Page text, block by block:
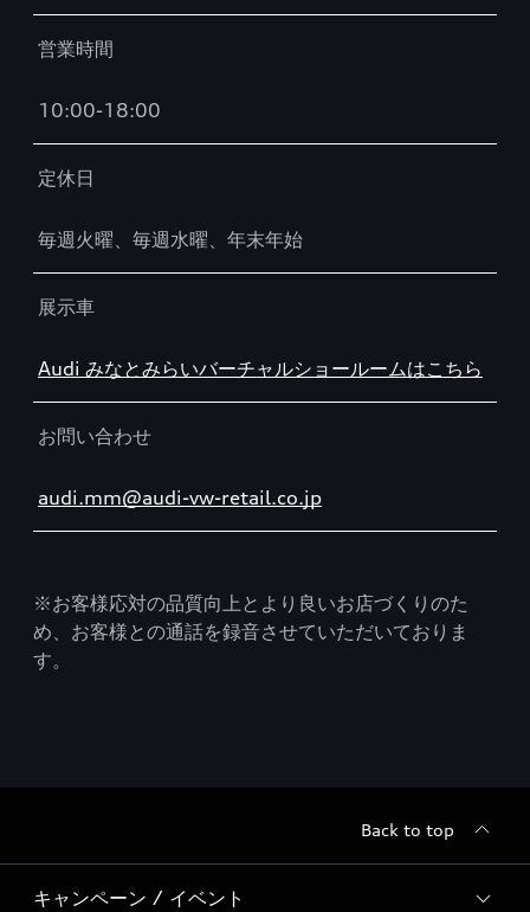
営業時間
10:00-18:00
定休日
毎週火曜、毎週水曜、年末年始
展示車
Audi みなとみらいバーチャルショールームはこちら
お問い合わせ
audi.mm@audi-vw-retail.co.jp
※お客様応対の品質向上とより良いお店づくりのた
め、お客様との通話を録音させていただいておりま
す。
Back to top
キャンペーン / イベント